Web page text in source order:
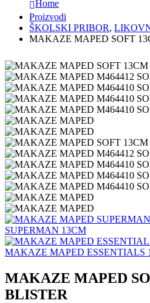
Home
Proizvodi
ŠKOLSKI PRIBOR,
MAKAZE MAPED SOFT
SUPERMAN 13CM
MAKAZE MAPED ESSENTIALS
MAKAZE MAPED
BLISTER